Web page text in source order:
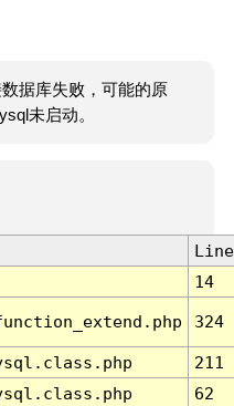
据库失败，可能的原
未启动。
Line
14
324
211
62